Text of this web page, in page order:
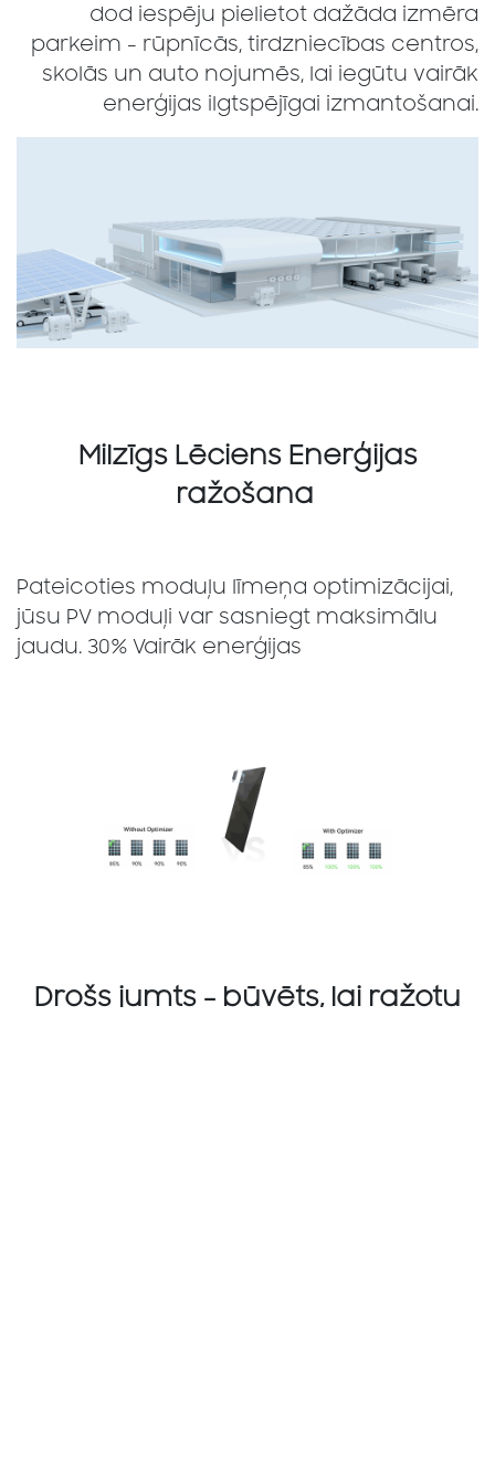
dod iespēju pielietot dažāda izmēra
parkeim - rūpnīcās, tirdzniecības centros,
skolās un auto nojumēs, lai iegūtu vairāk
enerģijas ilgtspējīgai izmantošanai.
Milzīgs Lēciens Enerģijas
ražošana
Pateicoties moduļu līmeņa optimizācijai,
jūsu PV moduļi var sasniegt maksimālu
jaudu. 30% Vairāk enerģijas
Drošs jumts - būvēts, lai ražotu